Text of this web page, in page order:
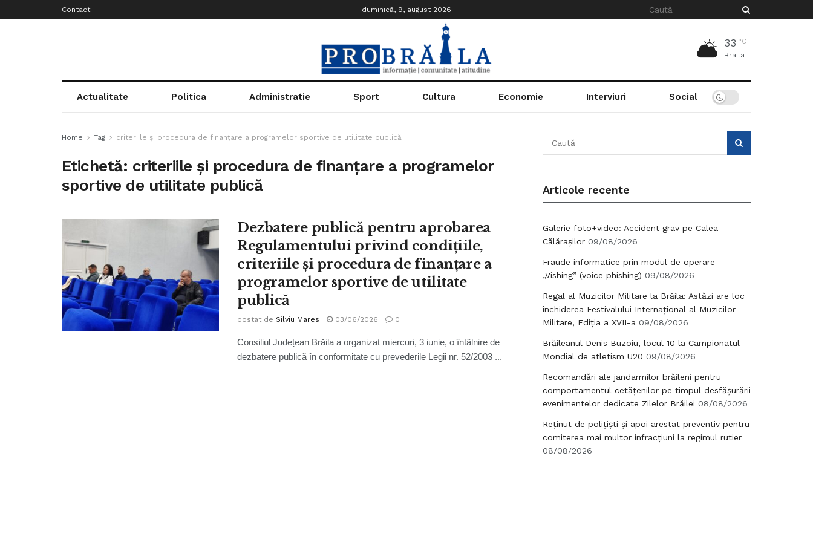
Contact duminică, 9, august 2026
33 °C
Braila
Actualitate Politica Administratie Sport Cultura Economie Interviuri Social
Home Tag criteriile și procedura de finanțare a programelor sportive de utilitate publică
Etichetă: criteriile și procedura de finanțare a programelor
sportive de utilitate publică
Dezbatere publică pentru aprobarea
Regulamentului privind condițiile,
criteriile și procedura de finanțare a
programelor sportive de utilitate
publică
postat de Silviu Mares 03/06/2026 0
Consiliul Județean Brăila a organizat miercuri, 3 iunie, o întâlnire de
dezbatere publică în conformitate cu prevederile Legii nr. 52/2003 ...
Articole recente
Galerie foto+video: Accident grav pe Calea
Călărașilor 09/08/2026
Fraude informatice prin modul de operare
„Vishing” (voice phishing) 09/08/2026
Regal al Muzicilor Militare la Brăila: Astăzi are loc
închiderea Festivalului Internațional al Muzicilor
Militare, Ediția a XVII-a 09/08/2026
Brăileanul Denis Buzoiu, locul 10 la Campionatul
Mondial de atletism U20 09/08/2026
Recomandări ale jandarmilor brăileni pentru
comportamentul cetățenilor pe timpul desfășurării
evenimentelor dedicate Zilelor Brăilei 08/08/2026
Reținut de polițiști și apoi arestat preventiv pentru
comiterea mai multor infracțiuni la regimul rutier
08/08/2026